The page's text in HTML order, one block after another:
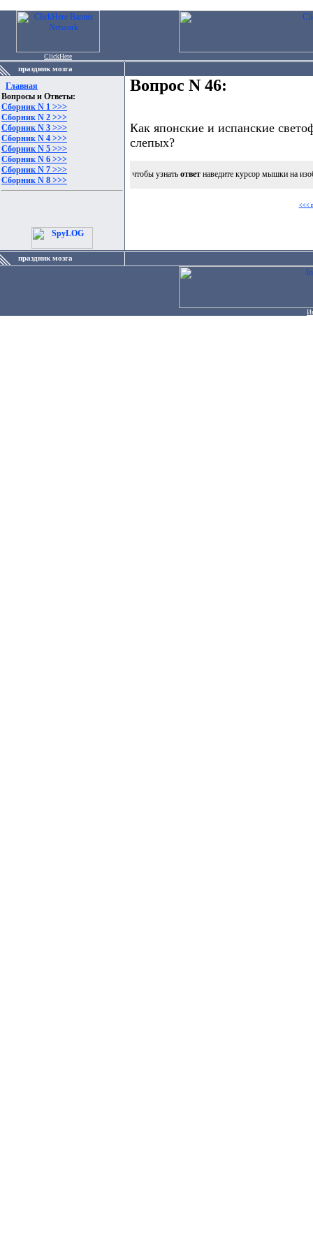
ClickHere
праздник мозга
Главная
Вопросы и Ответы:
Сборник N 1 >>>
Сборник N 2 >>>
Сборник N 3 >>>
Сборник N 4 >>>
Сборник N 5 >>>
Сборник N 6 >>>
Сборник N 7 >>>
Сборник N 8 >>>
Вопрос N 46:
Как японские и испанские
слепых?
чтобы узнать ответ наведите курсор мышки на
<<<
праздник мозга